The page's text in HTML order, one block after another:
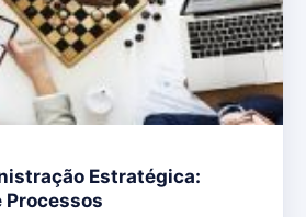
Estratégica:
Processos